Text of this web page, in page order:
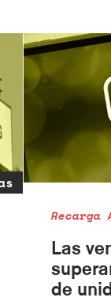
Recarga
Las
de